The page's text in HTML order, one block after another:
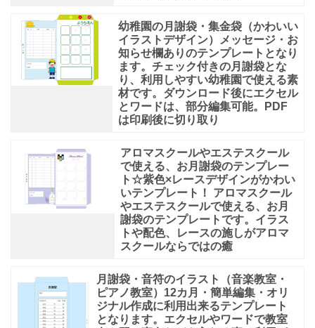
幼稚園の月謝袋・集金袋（かわいい
イラストデザイン）メッセージ・お
知らせ欄ありのテンプレートとなり
ます。チェック付きの月謝袋とな
り、利用しやすい幼稚園で使える素
材です。ダウンロード後にエクセル
とワードは、部分編集可能。PDF
は印刷後に切り取り
アロマスクールやエステスクール
で使える、お月謝袋のテンプレー
ト☆紫色×レースデザインがかわい
いテンプレート！ アロマスクール
やエステスクールで使える、お月
謝袋のテンプレートです。イラス
トや配色、レースの施しがアロマ
スクールならではの癒
月謝袋・音符のイラスト（音楽教室・
ピアノ教室）12カ月・簡単編集・オリ
ジナル作成に利用出来るテンプレート
となります。エクセルやワードで教室